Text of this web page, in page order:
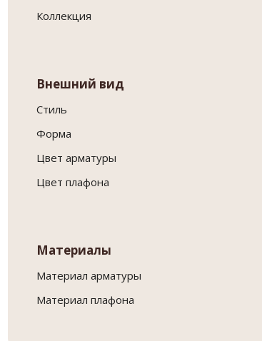
Коллекция
Внешний вид
Стиль
Форма
Цвет арматуры
Цвет плафона
Материалы
Материал арматуры
Материал плафона